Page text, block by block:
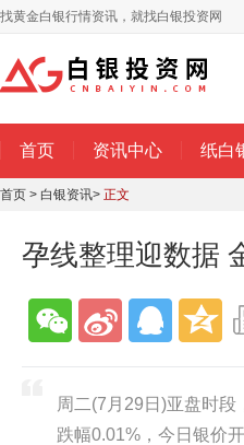
找黄金白银行情资讯，就找白银投资网
首页 资讯中心 纸白
首页 > 白银资讯> 正文
孕线整理迎数据
周二(7月29日)亚盘时
跌幅0.01%，今日银价